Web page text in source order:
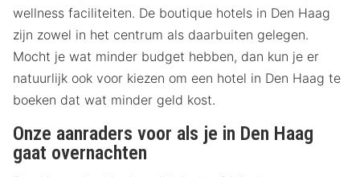
wellness faciliteiten. De boutique hotels in Den Haag
zijn zowel in het centrum als daarbuiten gelegen.
Mocht je wat minder budget hebben, dan kun je er
natuurlijk ook voor kiezen om een hotel in Den Haag te
boeken dat wat minder geld kost.
Onze aanraders voor als je in Den Haag
gaat overnachten